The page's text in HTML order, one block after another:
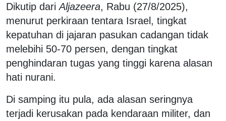
Dikutip dariAljazeera, Rabu (27/8/2025),
menurut perkiraan tentara Israel, tingkat
kepatuhan di jajaran pasukan cadangan tidak
melebihi 50-70 persen, dengan tingkat
penghindaran tugas yang tinggi karena alasan
hati nurani.
Di samping itu pula, ada alasan seringnya
terjadi kerusakan pada kendaraan militer, dan